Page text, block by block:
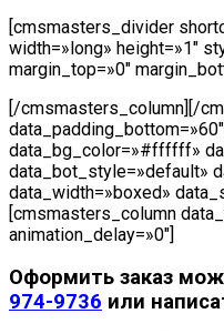
[cmsmasters_divider
width=»long» height=»1″
margin_top=»0″
[/cmsmasters_column][/
data_bg_color=»#ffffff»
data_bot_style=»default»
data_width=»boxed»
[cmsmasters_column
animation_delay=»0″]
Оформить заказ
974-9736 или